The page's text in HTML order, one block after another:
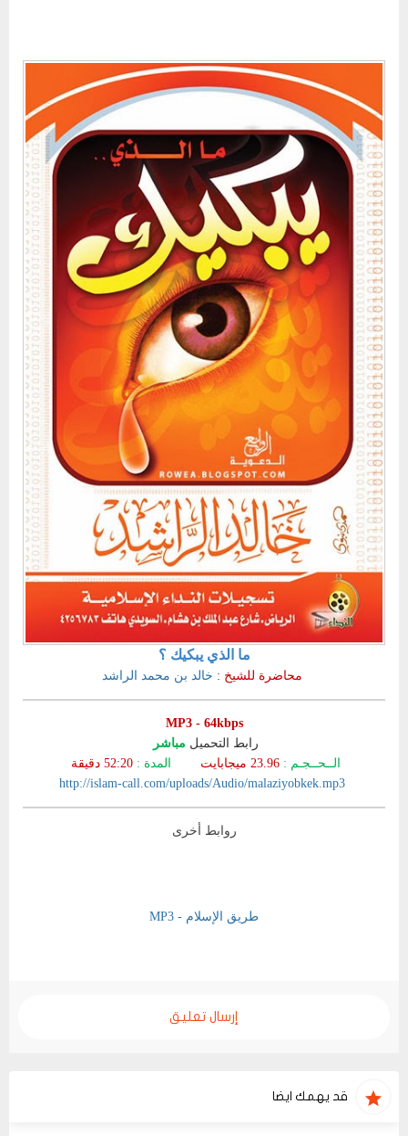
ما الذي يبكيك ؟
محاضرة للشيخ : خالد بن محمد الراشد
MP3 - 64kbps
رابط التحميل مباشر
الــحــجـم : 23.96 ميجابايت المدة :
http://islam-call.com/uploads/Audio/malaziyobkek.mp3
روابط أخرى
طريق الإسلام - MP3
إرسال تعليق
قد يهمك ايضا